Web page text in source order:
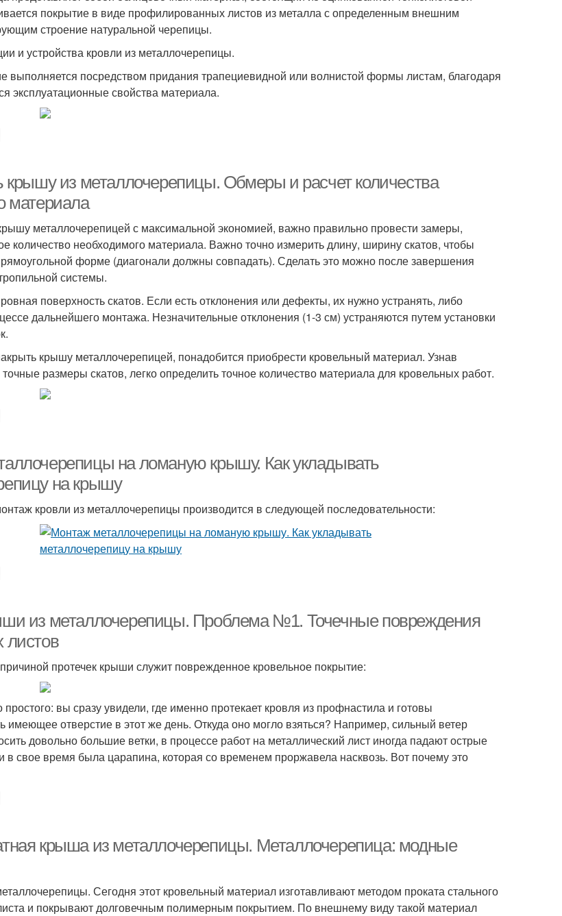
покрытие в виде профилированных листов из металла с определенным внешним
строение натуральной черепицы.
и устройства кровли из металлочерепицы.
выполняется посредством придания трапециевидной или волнистой формы листам, благодаря
эксплуатационные свойства материала.
крышу из металлочерепицы. Обмеры и расчет количества
материала
металлочерепицей с максимальной экономией, важно правильно провести замеры,
количество необходимого материала. Важно точно измерить длину, ширину скатов, чтобы
форме (диагонали должны совпадать). Сделать это можно после завершения
системы.
поверхность скатов. Если есть отклонения или дефекты, их нужно устранять, либо
дальнейшего монтажа. Незначительные отклонения (1-3 см) устраняются путем установки
крышу металлочерепицей, понадобится приобрести кровельный материал. Узнав
размеры скатов, легко определить точное количество материала для кровельных работ.
на ломаную крышу. Как укладывать
на крышу
кровли из металлочерепицы производится в следующей последовательности:
из металлочерепицы. Проблема №1. Точечные повреждения
листов
протечек крыши служит поврежденное кровельное покрытие:
вы сразу увидели, где именно протекает кровля из профнастила и готовы
имеющее отверстие в этот же день. Откуда оно могло взяться? Например, сильный ветер
довольно большие ветки, в процессе работ на металлический лист иногда падают острые
в свое время была царапина, которая со временем проржавела насквозь. Вот почему это
крыша из металлочерепицы. Металлочерепица: модные
Сегодня этот кровельный материал изготавливают методом проката стального
и покрывают долговечным полимерным покрытием. По внешнему виду такой материал